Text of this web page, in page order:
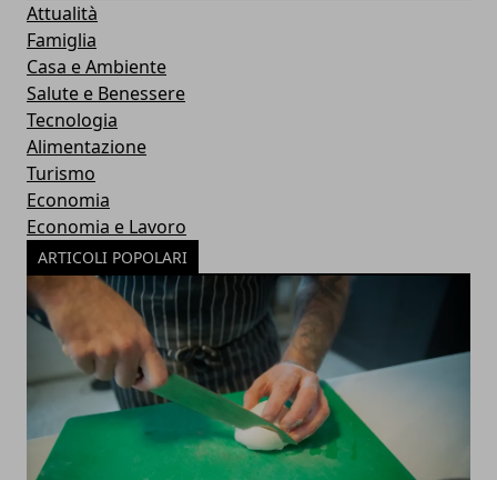
Attualità
Famiglia
Casa e Ambiente
Salute e Benessere
Tecnologia
Alimentazione
Turismo
Economia
Economia e Lavoro
ARTICOLI POPOLARI